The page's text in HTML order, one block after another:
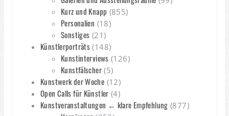
Kurz und Knapp (855)
Personalien (18)
Sonstiges (21)
Künstlerporträts (148)
Kunstinterviews (126)
Kunstfälscher(5)
Kunstwerk der Woche (12)
Open Calls für Künstler (4)
Kunstveranstaltungen ← klare Empfehlung (877)